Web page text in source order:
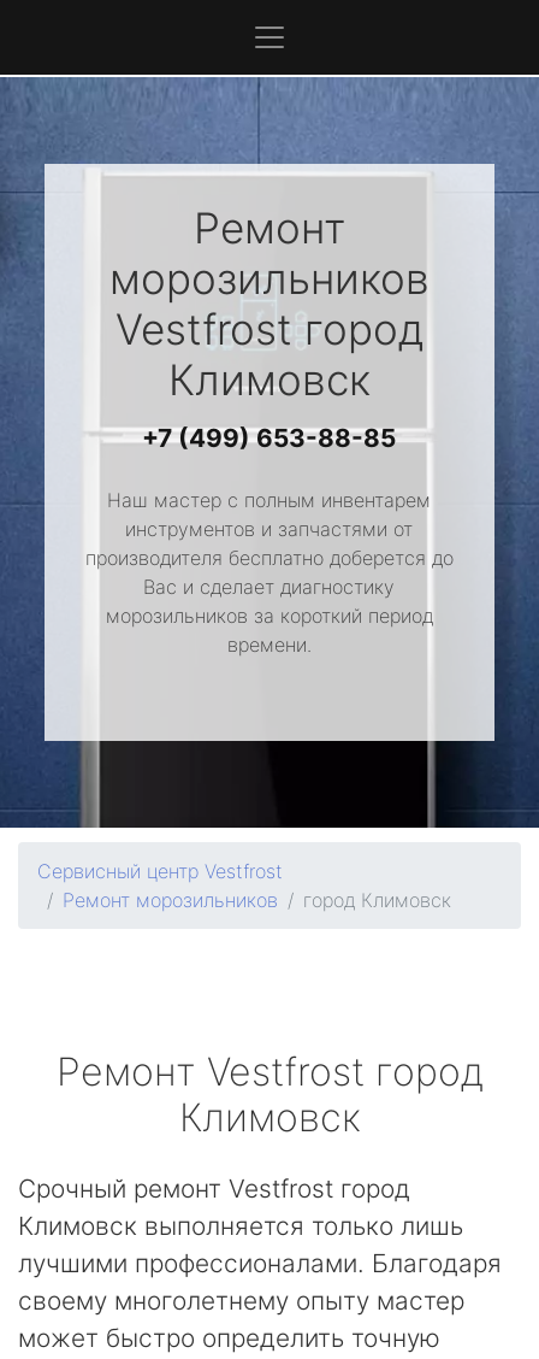
Ремонт
морозильников
Vestfrost город
Климовск
+7 (499) 653-88-85
Наш мастер с полным инвентарем
инструментов и запчастями от
производителя бесплатно доберется до
Вас и сделает диагностику
морозильников за короткий период
времени.
Сервисный центр Vestfrost
Ремонт морозильников
город Климовск
Ремонт Vestfrost город
Климовск
Срочный ремонт Vestfrost город
Климовск выполняется только лишь
лучшими профессионалами. Благодаря
своему многолетнему опыту мастер
может быстро определить точную